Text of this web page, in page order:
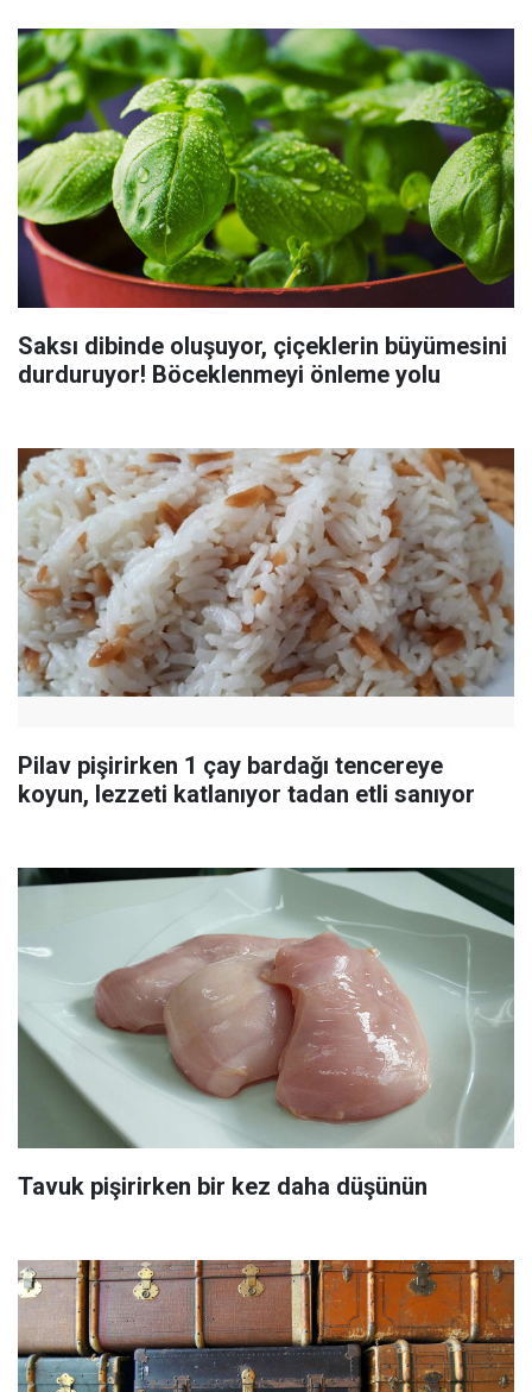
Saksı dibinde oluşuyor, çiçeklerin büyümesini
durduruyor! Böceklenmeyi önleme yolu
Pilav pişirirken 1 çay bardağı tencereye
koyun, lezzeti katlanıyor tadan etli sanıyor
Tavuk pişirirken bir kez daha düşünün